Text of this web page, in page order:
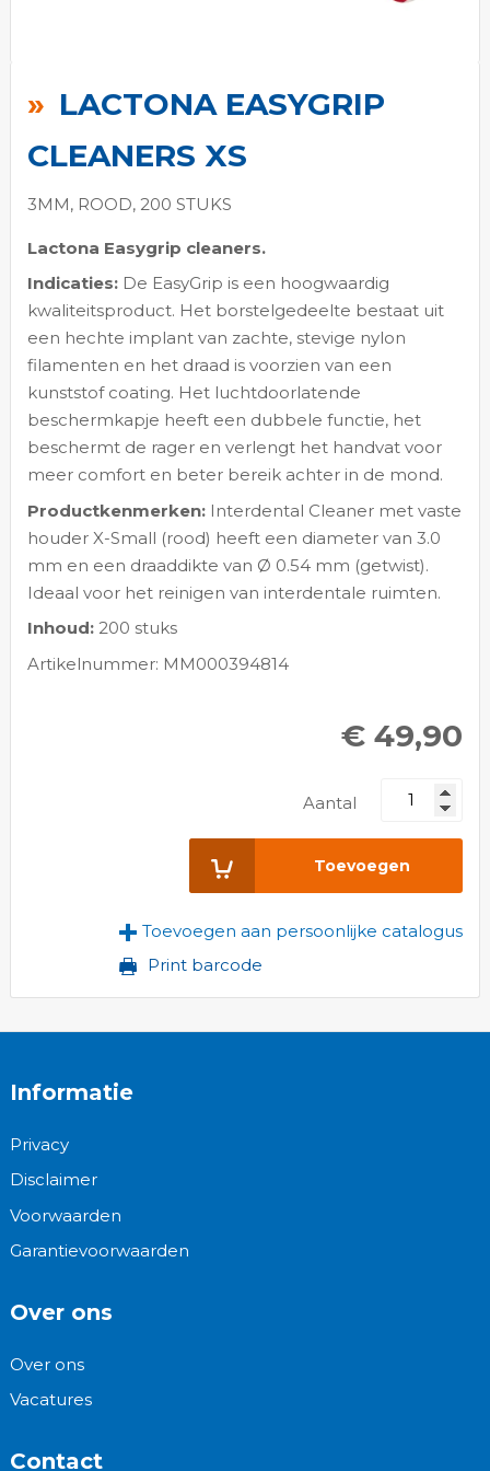
LACTONA EASYGRIP
CLEANERS XS
3MM, ROOD, 200 STUKS
Lactona Easygrip cleaners.
Indicaties:De EasyGrip is een hoogwaardig
kwaliteitsproduct. Het borstelgedeelte bestaat uit
een hechte implant van zachte, stevige nylon
filamenten en het draad is voorzien van een
kunststof coating. Het luchtdoorlatende
beschermkapje heeft een dubbele functie, het
beschermt de rager en verlengt het handvat voor
meer comfort en beter bereik achter in de mond.
Productkenmerken:Interdental Cleaner met vaste
houder X-Small (rood) heeft een diameter van 3.0
mm en een draaddikte van Ø 0.54 mm (getwist).
Ideaal voor het reinigen van interdentale ruimten.
Inhoud:200 stuks
Artikelnummer: MM000394814
€ 49,90
Aantal
Toevoegen
Toevoegen aan persoonlijke catalogus
Print barcode
het
begin
van
de
gallerij
Informatie
Privacy
Disclaimer
Voorwaarden
Garantievoorwaarden
Over ons
Over ons
Vacatures
Contact